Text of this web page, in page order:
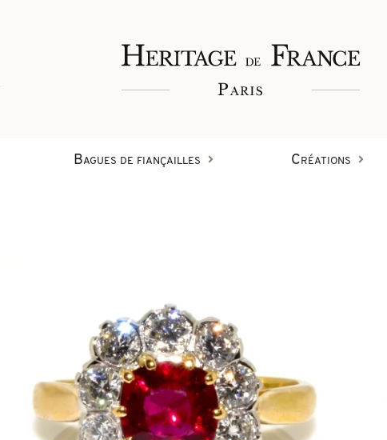
& d'occasion
Bagues de fiançailles
diamant
émeraude
Créations
Broches & autres